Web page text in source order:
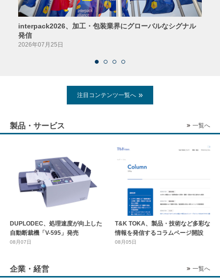
interpack2026、加工・包装業界にグローバルなシグナル
発信
2026年07月25日
注目コンテンツ一覧へ
製品・サービス 一覧へ
DUPLODEC、処理速度が向上した
自動断裁機「V-595」発売
08月07日
T&K TOKA、製品・技術など多彩な
情報を発信するコラムページ開設
08月05日
企業・経営 一覧へ